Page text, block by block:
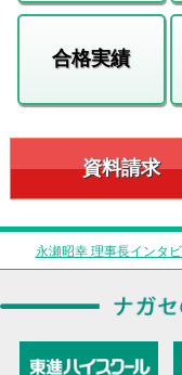
合格実績
資料請求
永瀬昭幸 理事長インタ